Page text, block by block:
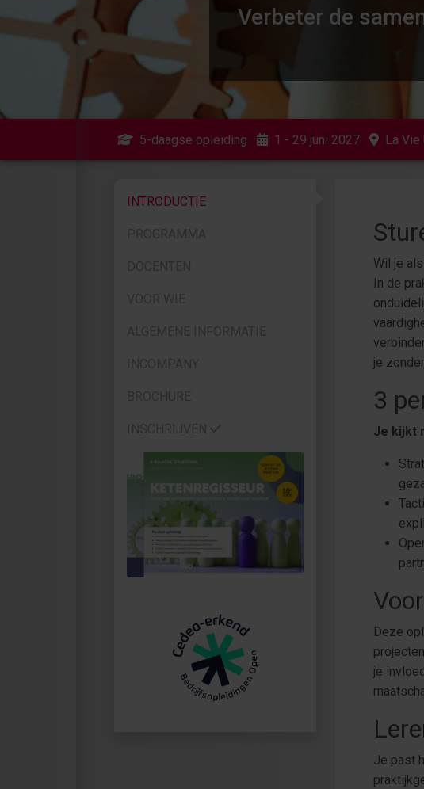
Verbeter de
5-daagse opleiding 1 - 29 juni 2027 La Vie
INTRODUCTIE
Wil je
In de
je
3
Je kijkt
Deze
je
Je past